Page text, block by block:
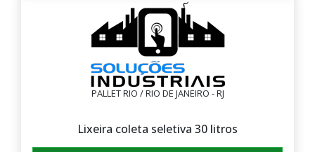
PALLET RIO / RIO DE JANEIRO - RJ
Lixeira coleta seletiva 30 litros